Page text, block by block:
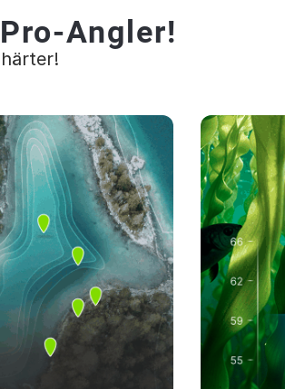
Angler!